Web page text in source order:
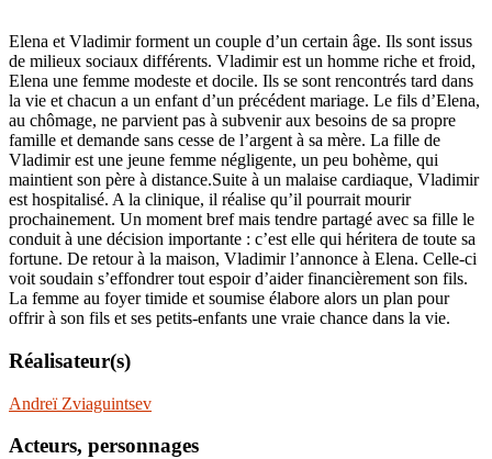
Elena et Vladimir forment un couple d’un certain âge. Ils sont issus
de milieux sociaux différents. Vladimir est un homme riche et froid,
Elena une femme modeste et docile. Ils se sont rencontrés tard dans
la vie et chacun a un enfant d’un précédent mariage. Le fils d’Elena,
au chômage, ne parvient pas à subvenir aux besoins de sa propre
famille et demande sans cesse de l’argent à sa mère. La fille de
Vladimir est une jeune femme négligente, un peu bohème, qui
maintient son père à distance.Suite à un malaise cardiaque, Vladimir
est hospitalisé. A la clinique, il réalise qu’il pourrait mourir
prochainement. Un moment bref mais tendre partagé avec sa fille le
conduit à une décision importante : c’est elle qui héritera de toute sa
fortune. De retour à la maison, Vladimir l’annonce à Elena. Celle-ci
voit soudain s’effondrer tout espoir d’aider financièrement son fils.
La femme au foyer timide et soumise élabore alors un plan pour
offrir à son fils et ses petits-enfants une vraie chance dans la vie.
Réalisateur(s)
Andreï Zviaguintsev
Acteurs, personnages